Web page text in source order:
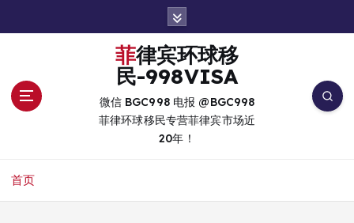
菲律宾环球移
民-998VISA
微信 BGC998 电报 @BGC998
菲律环球移民专营菲律宾市场近
20年！
首页